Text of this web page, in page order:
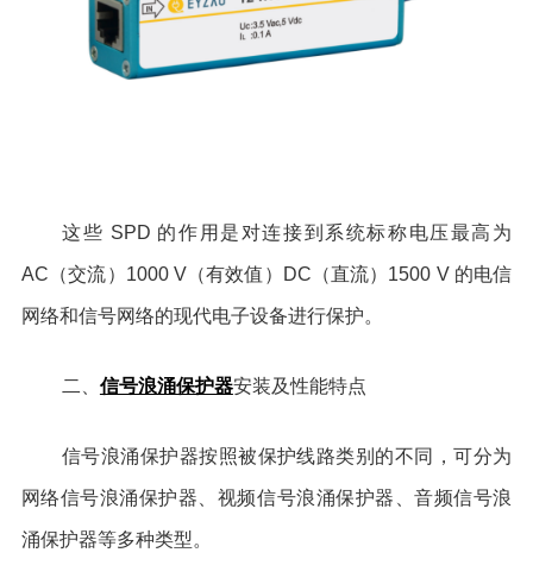
这些 SPD 的作用是对连接到系统标称电压最高为
AC（交流）1000 V（有效值）DC（直流）1500 V 的电信
网络和信号网络的现代电子设备进行保护。
二、 信号浪涌保护器安装及性能特点
信号浪涌保护器按照被保护线路类别的不同，可分为
网络信号浪涌保护器、视频信号浪涌保护器、音频信号浪
涌保护器等多种类型。